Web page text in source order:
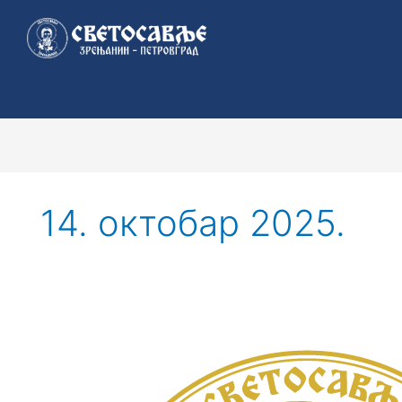
садржај
14. октобар 2025.